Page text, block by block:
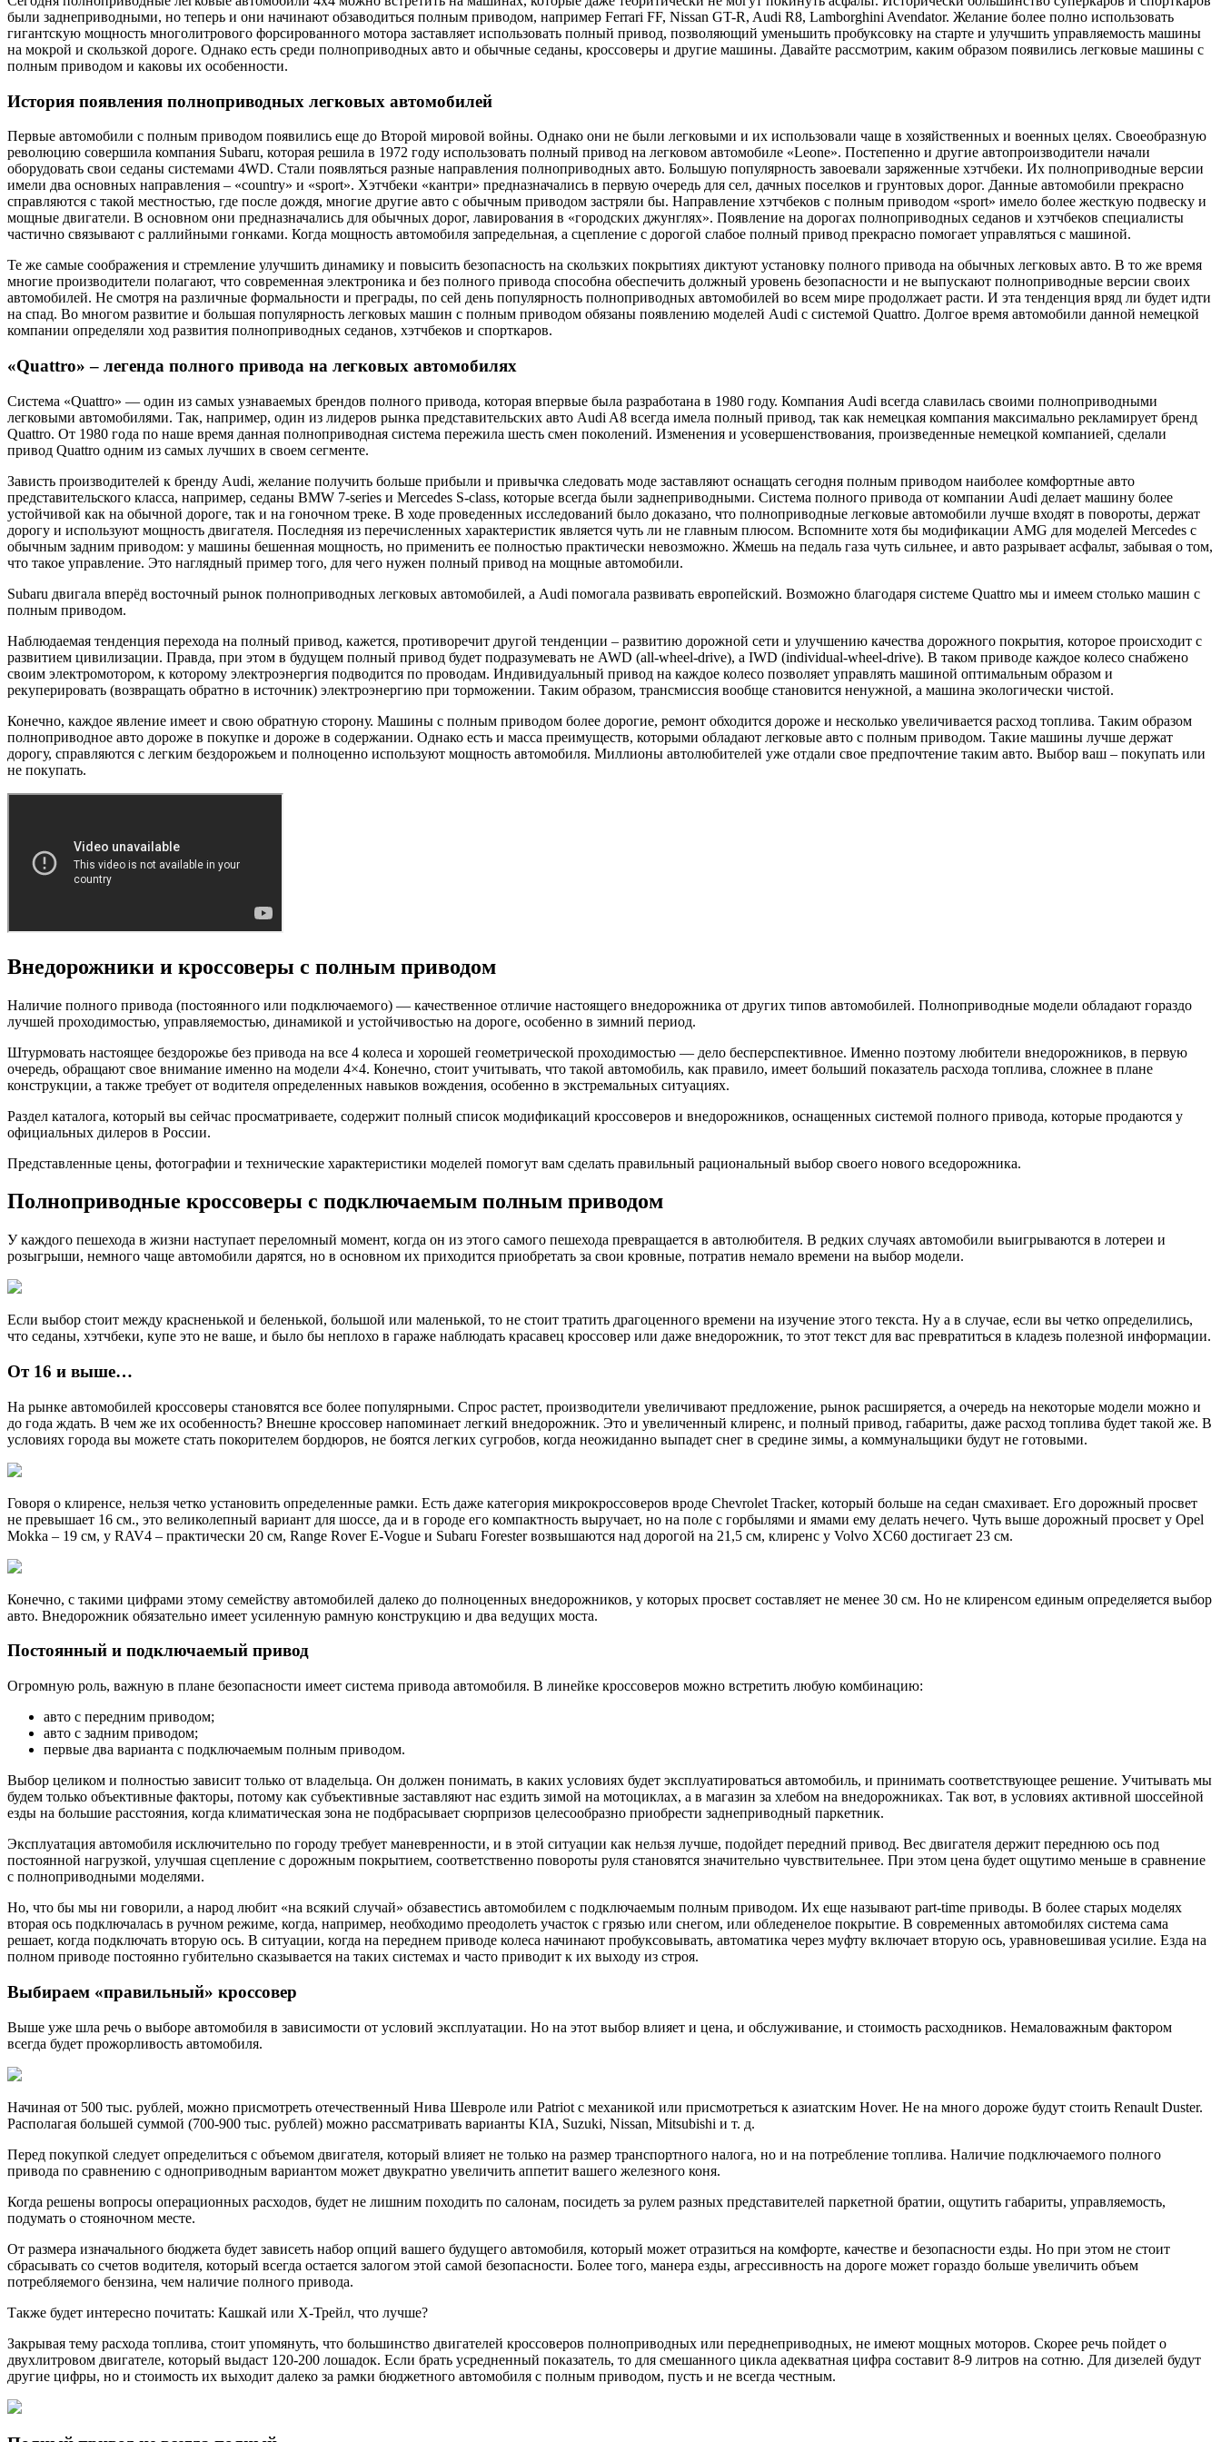
были заднеприводными, но теперь и они начинают обзаводиться полным приводом, например Ferrari FF, Nissan GT-R, Audi R8, Lamborghini Avendator. Желание более полно использовать
гигантскую мощность многолитрового форсированного мотора заставляет использовать полный привод, позволяющий уменьшить пробуксовку на старте и улучшить управляемость машины
на мокрой и скользкой дороге. Однако есть среди полноприводных авто и обычные седаны, кроссоверы и другие машины. Давайте рассмотрим, каким образом появились легковые машины с
полным приводом и каковы их особенности.
История появления полноприводных легковых автомобилей
Первые автомобили с полным приводом появились еще до Второй мировой войны. Однако они не были легковыми и их использовали чаще в хозяйственных и военных целях. Своеобразную
революцию совершила компания Subaru, которая решила в 1972 году использовать полный привод на легковом автомобиле «Leone». Постепенно и другие автопроизводители начали
оборудовать свои седаны системами 4WD. Стали появляться разные направления полноприводных авто. Большую популярность завоевали заряженные хэтчбеки. Их полноприводные версии
имели два основных направления – «country» и «sport». Хэтчбеки «кантри» предназначались в первую очередь для сел, дачных поселков и грунтовых дорог. Данные автомобили прекрасно
справляются с такой местностью, где после дождя, многие другие авто с обычным приводом застряли бы. Направление хэтчбеков с полным приводом «sport» имело более жесткую подвеску и
мощные двигатели. В основном они предназначались для обычных дорог, лавирования в «городских джунглях». Появление на дорогах полноприводных седанов и хэтчбеков специалисты
частично связывают с раллийными гонками. Когда мощность автомобиля запредельная, а сцепление с дорогой слабое полный привод прекрасно помогает управляться с машиной.
Те же самые соображения и стремление улучшить динамику и повысить безопасность на скользких покрытиях диктуют установку полного привода на обычных легковых авто. В то же время
многие производители полагают, что современная электроника и без полного привода способна обеспечить должный уровень безопасности и не выпускают полноприводные версии своих
автомобилей. Не смотря на различные формальности и преграды, по сей день популярность полноприводных автомобилей во всем мире продолжает расти. И эта тенденция вряд ли будет идти
на спад. Во многом развитие и большая популярность легковых машин с полным приводом обязаны появлению моделей Audi с системой Quattro. Долгое время автомобили данной немецкой
компании определяли ход развития полноприводных седанов, хэтчбеков и спорткаров.
«Quattro» – легенда полного привода на легковых автомобилях
Система «Quattro» — один из самых узнаваемых брендов полного привода, которая впервые была разработана в 1980 году. Компания Audi всегда славилась своими полноприводными
легковыми автомобилями. Так, например, один из лидеров рынка представительских авто Audi A8 всегда имела полный привод, так как немецкая компания максимально рекламирует бренд
Quattro. От 1980 года по наше время данная полноприводная система пережила шесть смен поколений. Изменения и усовершенствования, произведенные немецкой компанией, сделали
привод Quattro одним из самых лучших в своем сегменте.
Зависть производителей к бренду Audi, желание получить больше прибыли и привычка следовать моде заставляют оснащать сегодня полным приводом наиболее комфортные авто
представительского класса, например, седаны BMW 7-series и Mercedes S-class, которые всегда были заднеприводными. Система полного привода от компании Audi делает машину более
устойчивой как на обычной дороге, так и на гоночном треке. В ходе проведенных исследований было доказано, что полноприводные легковые автомобили лучше входят в повороты, держат
дорогу и используют мощность двигателя. Последняя из перечисленных характеристик является чуть ли не главным плюсом. Вспомните хотя бы модификации AMG для моделей Mercedes с
обычным задним приводом: у машины бешенная мощность, но применить ее полностью практически невозможно. Жмешь на педаль газа чуть сильнее, и авто разрывает асфальт, забывая о том,
что такое управление. Это наглядный пример того, для чего нужен полный привод на мощные автомобили.
Subaru двигала вперёд восточный рынок полноприводных легковых автомобилей, а Audi помогала развивать европейский. Возможно благодаря системе Quattro мы и имеем столько машин с
полным приводом.
Наблюдаемая тенденция перехода на полный привод, кажется, противоречит другой тенденции – развитию дорожной сети и улучшению качества дорожного покрытия, которое происходит с
развитием цивилизации. Правда, при этом в будущем полный привод будет подразумевать не AWD (all-wheel-drive), а IWD (individual-wheel-drive). В таком приводе каждое колесо снабжено
своим электромотором, к которому электроэнергия подводится по проводам. Индивидуальный привод на каждое колесо позволяет управлять машиной оптимальным образом и
рекуперировать (возвращать обратно в источник) электроэнергию при торможении. Таким образом, трансмиссия вообще становится ненужной, а машина экологически чистой.
Конечно, каждое явление имеет и свою обратную сторону. Машины с полным приводом более дорогие, ремонт обходится дороже и несколько увеличивается расход топлива. Таким образом
полноприводное авто дороже в покупке и дороже в содержании. Однако есть и масса преимуществ, которыми обладают легковые авто с полным приводом. Такие машины лучше держат
дорогу, справляются с легким бездорожьем и полноценно используют мощность автомобиля. Миллионы автолюбителей уже отдали свое предпочтение таким авто. Выбор ваш – покупать или
не покупать.
Внедорожники и кроссоверы с полным приводом
Наличие полного привода (постоянного или подключаемого) — качественное отличие настоящего внедорожника от других типов автомобилей. Полноприводные модели обладают гораздо
лучшей проходимостью, управляемостью, динамикой и устойчивостью на дороге, особенно в зимний период.
Штурмовать настоящее бездорожье без привода на все 4 колеса и хорошей геометрической проходимостью — дело бесперспективное. Именно поэтому любители внедорожников, в первую
очередь, обращают свое внимание именно на модели 4×4. Конечно, стоит учитывать, что такой автомобиль, как правило, имеет больший показатель расхода топлива, сложнее в плане
конструкции, а также требует от водителя определенных навыков вождения, особенно в экстремальных ситуациях.
Раздел каталога, который вы сейчас просматриваете, содержит полный список модификаций кроссоверов и внедорожников, оснащенных системой полного привода, которые продаются у
официальных дилеров в России.
Представленные цены, фотографии и технические характеристики моделей помогут вам сделать правильный рациональный выбор своего нового вседорожника.
Полноприводные кроссоверы с подключаемым полным приводом
У каждого пешехода в жизни наступает переломный момент, когда он из этого самого пешехода превращается в автолюбителя. В редких случаях автомобили выигрываются в лотереи и
розыгрыши, немного чаще автомобили дарятся, но в основном их приходится приобретать за свои кровные, потратив немало времени на выбор модели.
Если выбор стоит между красненькой и беленькой, большой или маленькой, то не стоит тратить драгоценного времени на изучение этого текста. Ну а в случае, если вы четко определились,
что седаны, хэтчбеки, купе это не ваше, и было бы неплохо в гараже наблюдать красавец кроссовер или даже внедорожник, то этот текст для вас превратиться в кладезь полезной информации.
От 16 и выше…
На рынке автомобилей кроссоверы становятся все более популярными. Спрос растет, производители увеличивают предложение, рынок расширяется, а очередь на некоторые модели можно и
до года ждать. В чем же их особенность? Внешне кроссовер напоминает легкий внедорожник. Это и увеличенный клиренс, и полный привод, габариты, даже расход топлива будет такой же. В
условиях города вы можете стать покорителем бордюров, не боятся легких сугробов, когда неожиданно выпадет снег в средине зимы, а коммунальщики будут не готовыми.
Говоря о клиренсе, нельзя четко установить определенные рамки. Есть даже категория микрокроссоверов вроде Chevrolet Tracker, который больше на седан смахивает. Его дорожный просвет
не превышает 16 см., это великолепный вариант для шоссе, да и в городе его компактность выручает, но на поле с горбылями и ямами ему делать нечего. Чуть выше дорожный просвет у Opel
Mokka – 19 см, у RAV4 – практически 20 см, Range Rover E-Vogue и Subaru Forester возвышаются над дорогой на 21,5 см, клиренс у Volvo XC60 достигает 23 см.
Конечно, с такими цифрами этому семейству автомобилей далеко до полноценных внедорожников, у которых просвет составляет не менее 30 см. Но не клиренсом единым определяется выбор
авто. Внедорожник обязательно имеет усиленную рамную конструкцию и два ведущих моста.
Постоянный и подключаемый привод
Огромную роль, важную в плане безопасности имеет система привода автомобиля. В линейке кроссоверов можно встретить любую комбинацию:
авто с передним приводом;
авто с задним приводом;
первые два варианта с подключаемым полным приводом.
Выбор целиком и полностью зависит только от владельца. Он должен понимать, в каких условиях будет эксплуатироваться автомобиль, и принимать соответствующее решение. Учитывать мы
будем только объективные факторы, потому как субъективные заставляют нас ездить зимой на мотоциклах, а в магазин за хлебом на внедорожниках. Так вот, в условиях активной шоссейной
езды на большие расстояния, когда климатическая зона не подбрасывает сюрпризов целесообразно приобрести заднеприводный паркетник.
Эксплуатация автомобиля исключительно по городу требует маневренности, и в этой ситуации как нельзя лучше, подойдет передний привод. Вес двигателя держит переднюю ось под
постоянной нагрузкой, улучшая сцепление с дорожным покрытием, соответственно повороты руля становятся значительно чувствительнее. При этом цена будет ощутимо меньше в сравнение
с полноприводными моделями.
Но, что бы мы ни говорили, а народ любит «на всякий случай» обзавестись автомобилем с подключаемым полным приводом. Их еще называют part-time приводы. В более старых моделях
вторая ось подключалась в ручном режиме, когда, например, необходимо преодолеть участок с грязью или снегом, или обледенелое покрытие. В современных автомобилях система сама
решает, когда подключать вторую ось. В ситуации, когда на переднем приводе колеса начинают пробуксовывать, автоматика через муфту включает вторую ось, уравновешивая усилие. Езда на
полном приводе постоянно губительно сказывается на таких системах и часто приводит к их выходу из строя.
Выбираем «правильный» кроссовер
Выше уже шла речь о выборе автомобиля в зависимости от условий эксплуатации. Но на этот выбор влияет и цена, и обслуживание, и стоимость расходников. Немаловажным фактором
всегда будет прожорливость автомобиля.
Начиная от 500 тыс. рублей, можно присмотреть отечественный Нива Шевроле или Patriot с механикой или присмотреться к азиатским Hover. Не на много дороже будут стоить Renault Duster.
Располагая большей суммой (700-900 тыс. рублей) можно рассматривать варианты KIA, Suzuki, Nissan, Mitsubishi и т. д.
Перед покупкой следует определиться с объемом двигателя, который влияет не только на размер транспортного налога, но и на потребление топлива. Наличие подключаемого полного
привода по сравнению с одноприводным вариантом может двукратно увеличить аппетит вашего железного коня.
Когда решены вопросы операционных расходов, будет не лишним походить по салонам, посидеть за рулем разных представителей паркетной братии, ощутить габариты, управляемость,
подумать о стояночном месте.
От размера изначального бюджета будет зависеть набор опций вашего будущего автомобиля, который может отразиться на комфорте, качестве и безопасности езды. Но при этом не стоит
сбрасывать со счетов водителя, который всегда остается залогом этой самой безопасности. Более того, манера езды, агрессивность на дороге может гораздо больше увеличить объем
потребляемого бензина, чем наличие полного привода.
Также будет интересно почитать: Кашкай или Х-Трейл, что лучше?
Закрывая тему расхода топлива, стоит упомянуть, что большинство двигателей кроссоверов полноприводных или переднеприводных, не имеют мощных моторов. Скорее речь пойдет о
двухлитровом двигателе, который выдаст 120-200 лошадок. Если брать усредненный показатель, то для смешанного цикла адекватная цифра составит 8-9 литров на сотню. Для дизелей будут
другие цифры, но и стоимость их выходит далеко за рамки бюджетного автомобиля с полным приводом, пусть и не всегда честным.